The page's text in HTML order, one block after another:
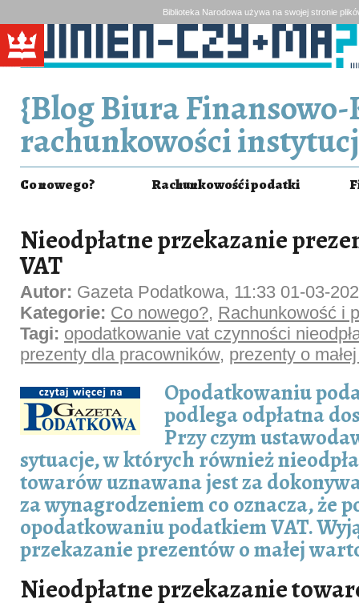
Biblioteka Narodowa używa na swojej stronie
{Blog Biura
rachunkowości
Co nowego? Rachunkowość i podatki
Nieodpłatne przekazanie
VAT
Autor: Gazeta Podatkowa, 11:33 01-03-
Kategorie: Co nowego?, Rachunkowość i
Tagi: opodatkowanie vat czynności
prezenty dla pracowników, prezenty o
Opodatkowaniu
podlega odpłatna
Przy czym
sytuacje, w których również
towarów uznawana jest za
za wynagrodzeniem co oznacza, że
opodatkowaniu podatkiem VAT.
przekazanie prezentów o małej
Nieodpłatne przekazanie